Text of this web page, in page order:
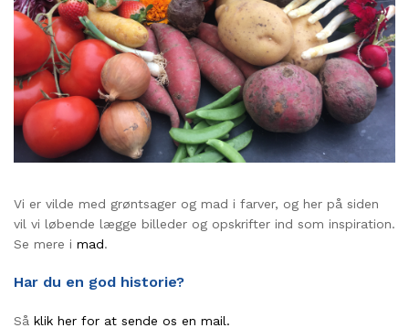
Vi er vilde med grøntsager og mad i farver, og her på siden
vil vi løbende lægge billeder og opskrifter ind som inspiration.
Se mere i mad.
Har du en god historie?
Så klik her for at sende os en mail.